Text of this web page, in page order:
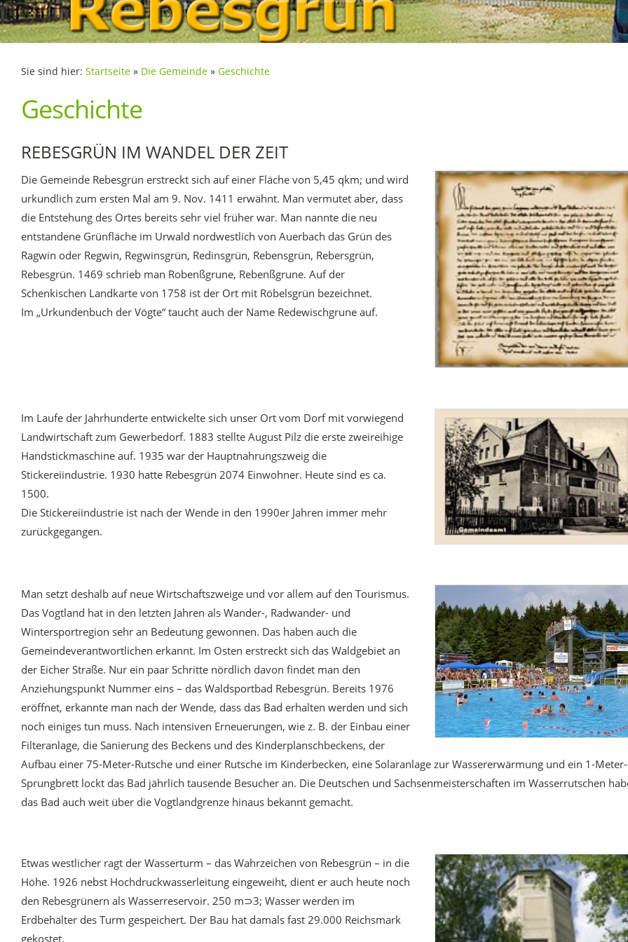
Sie sind hier: Startseite » Die Gemeinde » Geschichte
Geschichte
REBESGRÜN IM WANDEL DER ZEIT
Die Gemeinde Rebesgrün erstreckt sich auf einer Fläche von 5,45 qkm; und wird
urkundlich zum ersten Mal am 9. Nov. 1411 erwähnt. Man vermutet aber, dass
die Entstehung des Ortes bereits sehr viel früher war. Man nannte die neu
entstandene Grünfläche im Urwald nordwestlich von Auerbach das Grün des
Ragwin oder Regwin, Regwinsgrün, Redinsgrün, Rebensgrün, Rebersgrün,
Rebesgrün. 1469 schrieb man Robenßgrune, Rebenßgrune. Auf der
Schenkischen Landkarte von 1758 ist der Ort mit Röbelsgrün bezeichnet.
Im „Urkundenbuch der Vögte“ taucht auch der Name Redewischgrune auf.
Im Laufe der Jahrhunderte entwickelte sich unser Ort vom Dorf mit vorwiegend
Landwirtschaft zum Gewerbedorf. 1883 stellte August Pilz die erste zweireihige
Handstickmaschine auf. 1935 war der Hauptnahrungszweig die
Stickereiindustrie. 1930 hatte Rebesgrün 2074 Einwohner. Heute sind es ca.
1500.
Die Stickereiindustrie ist nach der Wende in den 1990er Jahren immer mehr
zurückgegangen.
Man setzt deshalb auf neue Wirtschaftszweige und vor allem auf den Tourismus.
Das Vogtland hat in den letzten Jahren als Wander-, Radwander- und
Wintersportregion sehr an Bedeutung gewonnen. Das haben auch die
Gemeindeverantwortlichen erkannt. Im Osten erstreckt sich das Waldgebiet an
der Eicher Straße. Nur ein paar Schritte nördlich davon findet man den
Anziehungspunkt Nummer eins – das Waldsportbad Rebesgrün. Bereits 1976
eröffnet, erkannte man nach der Wende, dass das Bad erhalten werden und sich
noch einiges tun muss. Nach intensiven Erneuerungen, wie z. B. der Einbau einer
Filteranlage, die Sanierung des Beckens und des Kinderplanschbeckens, der
Aufbau einer 75-Meter-Rutsche und einer Rutsche im Kinderbecken, eine Solaranlage zur Wassererwärmung und ein 1-Meter-
Sprungbrett lockt das Bad jährlich tausende Besucher an. Die Deutschen und Sachsenmeisterschaften im Wasserrutschen
das Bad auch weit über die Vogtlandgrenze hinaus bekannt gemacht.
Etwas westlicher ragt der Wasserturm – das Wahrzeichen von Rebesgrün – in die
Höhe. 1926 nebst Hochdruckwasserleitung eingeweiht, dient er auch heute noch
den Rebesgrünern als Wasserreservoir. 250 m⊃3; Wasser werden im
Erdbehälter des Turm gespeichert. Der Bau hat damals fast 29.000 Reichsmark
gekostet.